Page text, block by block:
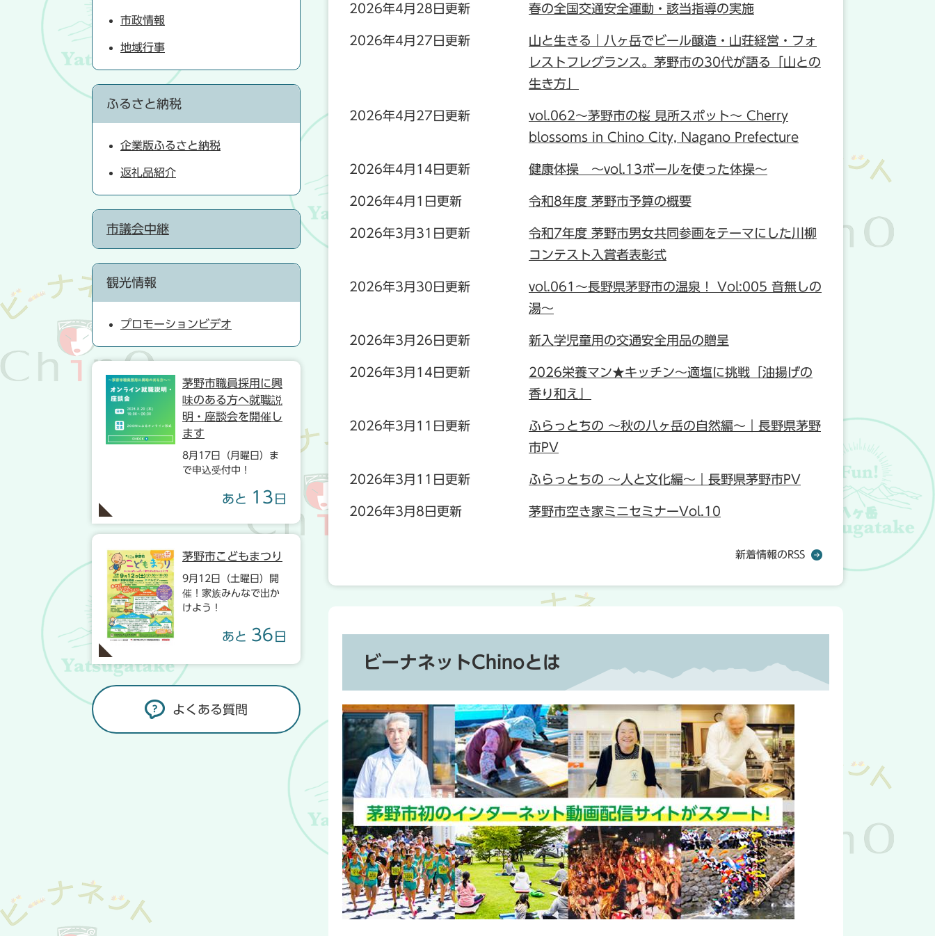
2026年4月28日更新 春の全国交通安全運動・該当指導の実施
2026年4月27日更新
山と生きる｜八ヶ岳でビール醸造・山荘経営・フォ
レストフレグランス。茅野市の30代が語る「山との
生き方」
2026年4月27日更新
vol.062〜茅野市の桜 見所スポット〜 Cherry
blossoms in Chino City, Nagano Prefecture
2026年4月14日更新 健康体操 ～vol.13ボールを使った体操～
2026年4月1日更新 令和8年度 茅野市予算の概要
2026年3月31日更新
令和7年度 茅野市男女共同参画をテーマにした川柳
コンテスト入賞者表彰式
2026年3月30日更新
vol.061〜長野県茅野市の温泉！ Vol:005 音無しの
湯〜
2026年3月26日更新 新入学児童用の交通安全用品の贈呈
2026年3月14日更新
2026栄養マン★キッチン～適塩に挑戦「油揚げの
香り和え」
2026年3月11日更新
ふらっとちの ～秋の八ヶ岳の自然編～｜長野県茅野
市PV
2026年3月11日更新 ふらっとちの ～人と文化編～｜長野県茅野市PV
2026年3月8日更新 茅野市空き家ミニセミナーVol.10
新着情報のRSS
ビーナネットChinoとは
市政情報
地域行事
ふるさと納税
企業版ふるさと納税
返礼品紹介
市議会中継
観光情報
プロモーションビデオ
茅野市職員採用に興
味のある方へ就職説
明・座談会を開催し
ます
8月17日（月曜日）ま
で申込受付中！
あと 13 日
茅野市こどもまつり
9月12日（土曜日）開
催！家族みんなで出か
けよう！
あと 36 日
よくある質問